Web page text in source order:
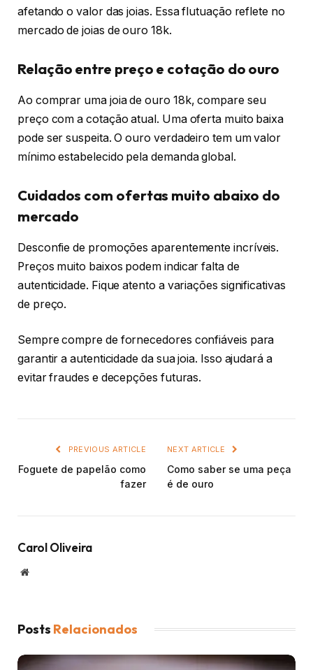
afetando o valor das joias. Essa flutuação reflete no
mercado de joias de ouro 18k.
Relação entre preço e cotação do ouro
Ao comprar uma joia de ouro 18k, compare seu
preço com a cotação atual. Uma oferta muito baixa
pode ser suspeita. O ouro verdadeiro tem um valor
mínimo estabelecido pela demanda global.
Cuidados com ofertas muito abaixo do
mercado
Desconfie de promoções aparentemente incríveis.
Preços muito baixos podem indicar falta de
autenticidade. Fique atento a variações significativas
de preço.
Sempre compre de fornecedores confiáveis para
garantir a autenticidade da sua joia. Isso ajudará a
evitar fraudes e decepções futuras.
PREVIOUS ARTICLE
Foguete de papelão como
fazer
NEXT ARTICLE
Como saber se uma peça
é de ouro
Carol Oliveira
Website
Posts Relacionados